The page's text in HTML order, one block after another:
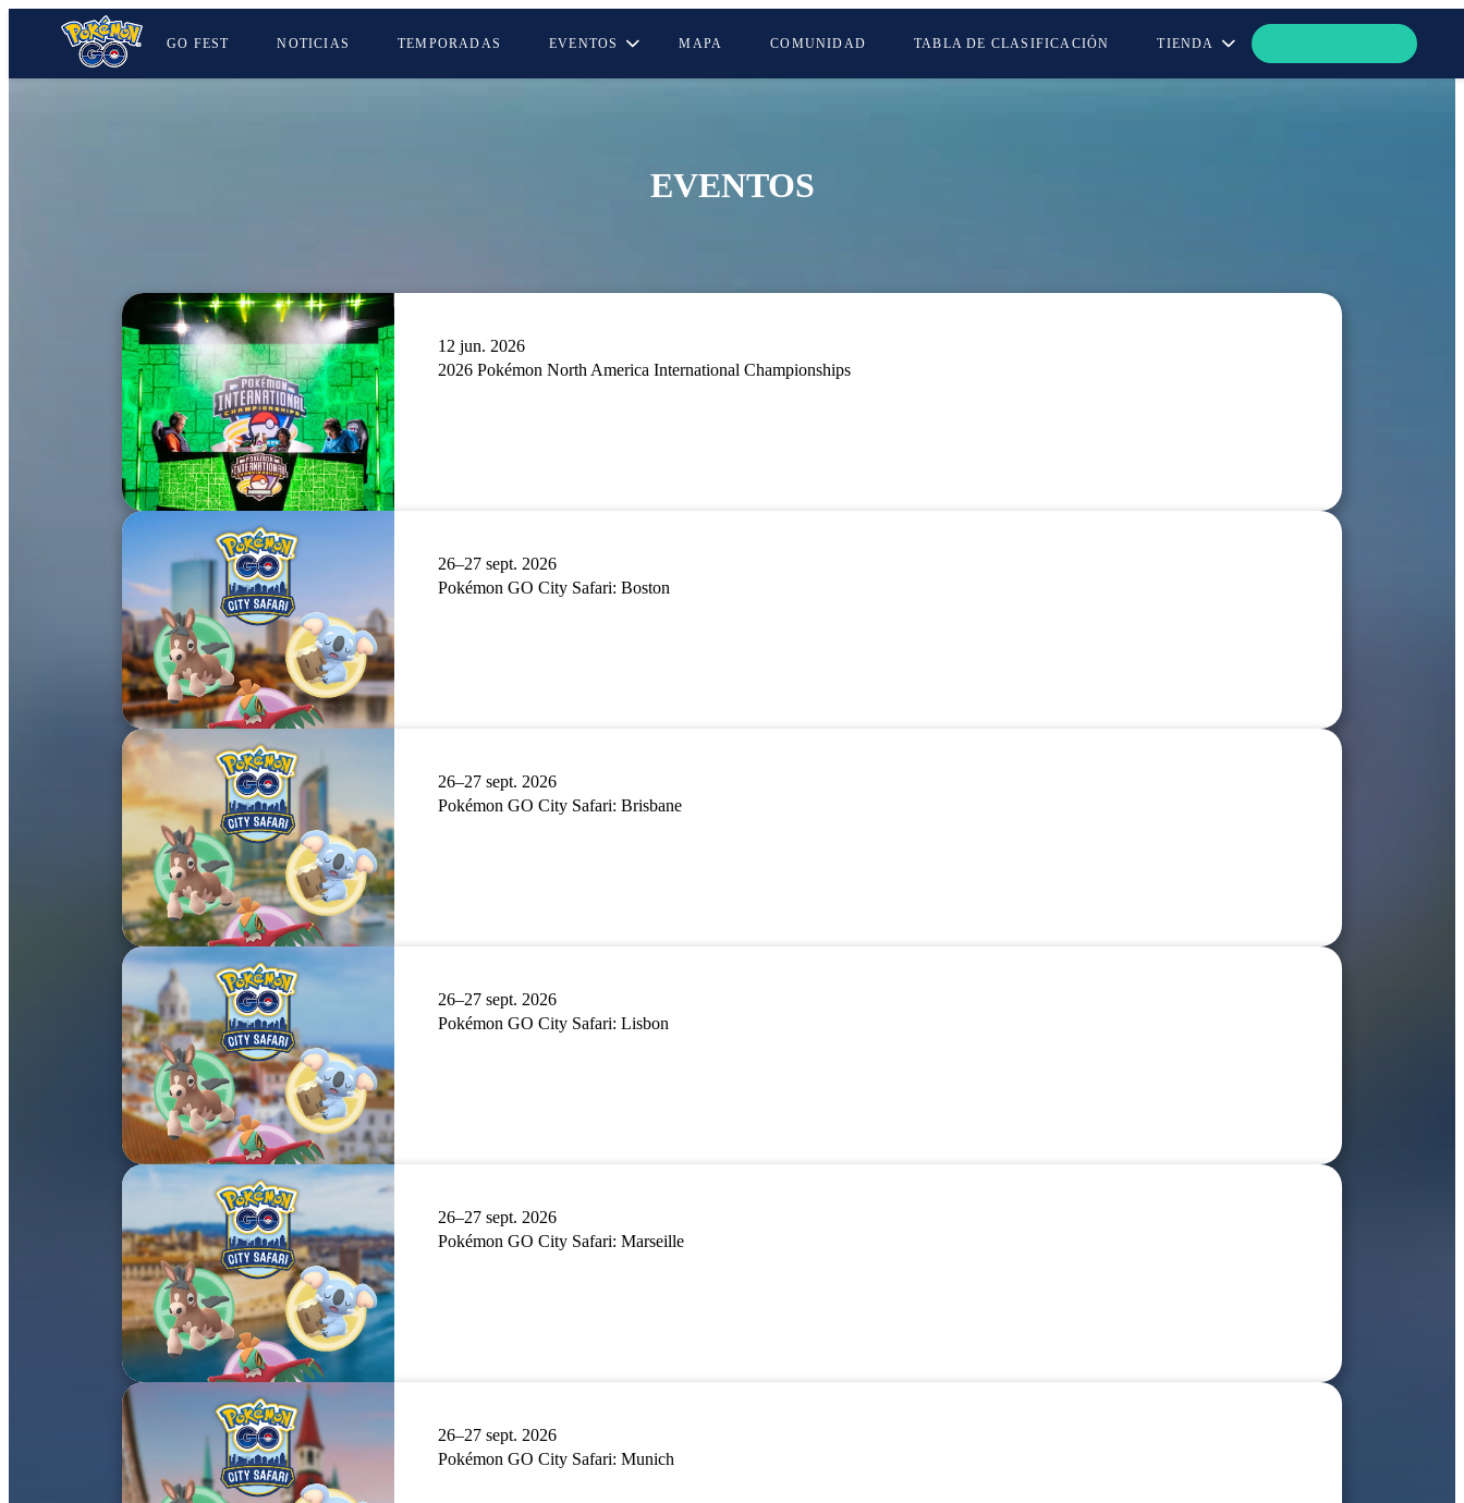
GO FEST NOTICIAS TEMPORADAS EVENTOS MAPA COMUNIDAD TABLA DE CLASIFICACIÓN TIENDA
EVENTOS
12 jun. 2026
2026 Pokémon North America International Championships
26–27 sept. 2026
Pokémon GO City Safari: Boston
26–27 sept. 2026
Pokémon GO City Safari: Brisbane
26–27 sept. 2026
Pokémon GO City Safari: Lisbon
26–27 sept. 2026
Pokémon GO City Safari: Marseille
26–27 sept. 2026
Pokémon GO City Safari: Munich